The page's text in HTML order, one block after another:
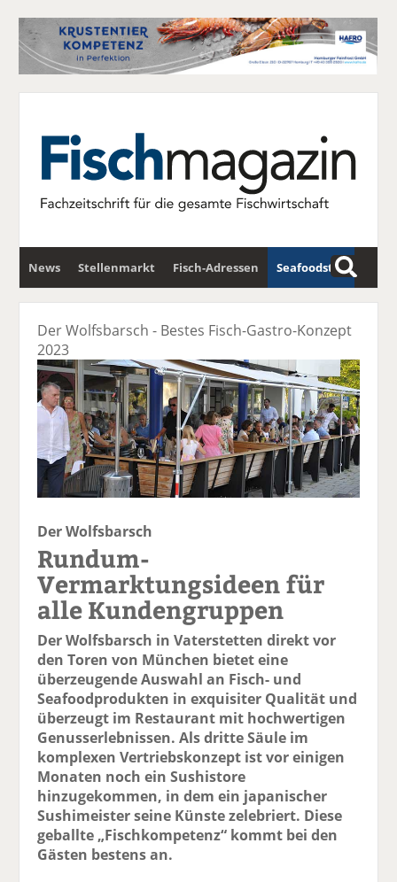
News Stellenmarkt Fisch-Adressen Seafoodstar
Fischwirtschafts-Gipfel Newsletter
S
u
c
h
e
Der Wolfsbarsch - Bestes Fisch-Gastro-Konzept
2023
Der Wolfsbarsch
Rundum-
Vermarktungsideen für
alle Kundengruppen
Der Wolfsbarsch in Vaterstetten direkt vor
den Toren von München bietet eine
überzeugende Auswahl an Fisch- und
Seafoodprodukten in exquisiter Qualität und
überzeugt im Restaurant mit hochwertigen
Genusserlebnissen. Als dritte Säule im
komplexen Vertriebskonzept ist vor einigen
Monaten noch ein Sushistore
hinzugekommen, in dem ein japanischer
Sushimeister seine Künste zelebriert. Diese
geballte „Fischkompetenz“ kommt bei den
Gästen bestens an.